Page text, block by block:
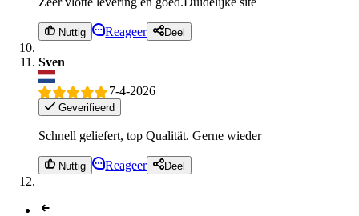
Nuttig Reageer Deel
Sven
7-4-2026
Geverifieerd
Schnell geliefert, top Qualität. Gerne wieder
Nuttig Reageer Deel